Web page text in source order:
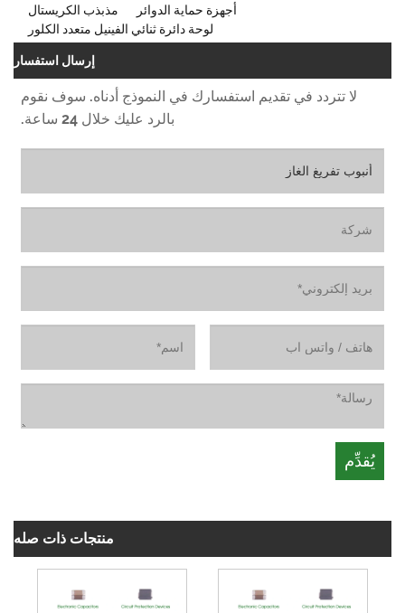
مذبذب الكريستال
أجهزة حماية الدوائر
لوحة دائرة ثنائي الفينيل متعدد الكلور
إرسال استفسار
لا تتردد في تقديم استفسارك في النموذج أدناه. سوف نقوم
بالرد عليك خلال 24 ساعة.
منتجات ذات صله